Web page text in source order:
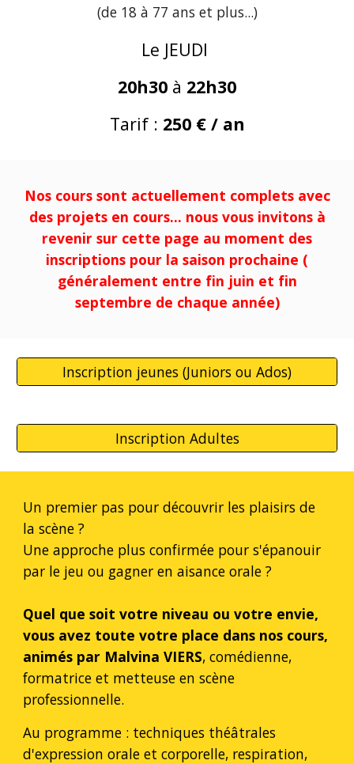
(de 18 à 77 ans et plus...)
Le JEUDI
20h30 à 22h30
Tarif : 250€ / an
Nos cours sont actuellement complets avec
des projets en cours... nous vous invitons à
revenir sur cette page au moment des
inscriptions pour la saison prochaine (
généralement entre fin juin et fin
septembre de chaque année)
Inscription jeunes (Juniors ou Ados)
Inscription Adultes
Un premier pas pour découvrir les plaisirs de
la scène ?
Une approche plus confirmée pour s'épanouir
par le jeu ou gagner en aisance orale ?
Quel que soit votre niveau ou votre envie,
vous avez toute votre place dans nos cours,
animés par Malvina VIERS, comédienne,
formatrice et metteuse en scène
professionnelle.
Au programme : techniques théâtrales
d'expression orale et corporelle, respiration,